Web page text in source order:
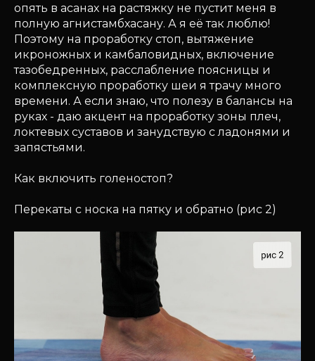
опять в асанах на растяжку не пустит меня в
полную агнистамбхасану. А я её так люблю!
Поэтому на проработку стоп, вытяжение
икроножных и камбаловидных, включение
тазобедренных, расслабление поясницы и
комплексную проработку шеи я трачу много
времени. А если знаю, что полезу в балансы на
руках - даю акцент на проработку зоны плеч,
локтевых суставов и занудствую с ладонями и
запястьями.
Как включить голеностоп?
Перекаты с носка на пятку и обратно (рис 2)